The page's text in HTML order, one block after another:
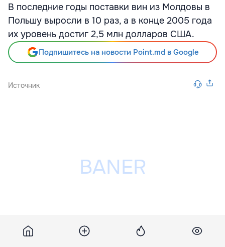
В последние годы поставки вин из Молдовы в
Польшу выросли в 10 раз, а в конце 2005 года
их уровень достиг 2,5 млн долларов США.
Подпишитесь на новости Point.md в Google
Источник
Разместить рекламу на сайте